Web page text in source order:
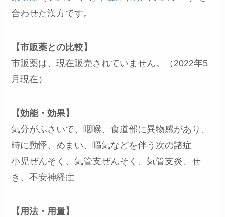
合わせた漢方です。
【市販薬との比較】
市販薬は、現在販売されていません。（2022年5
月現在）
【効能・効果】
気分がふさいで、咽喉、食道部に異物感があり、
時に動悸、めまい、嘔気などを伴う次の諸症
小児ぜんそく、気管支ぜんそく、気管支炎、せ
き、不安神経症
【用法・用量】